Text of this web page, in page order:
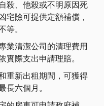
殺、他殺或不明原因死
宅險可提供定額補償，
等​​。
業清潔公司的清理費用
實際支出申請理賠​​。
重新出租期間，可獲得
長六個月​​。